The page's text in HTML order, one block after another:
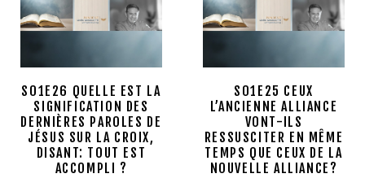
S01E26 QUELLE EST LA
SIGNIFICATION DES
DERNIÈRES PAROLES DE
JÉSUS SUR LA CROIX,
DISANT: TOUT EST
ACCOMPLI ?
S01E25 CEUX
L’ANCIENNE ALLIANCE
VONT-ILS
RESSUSCITER EN MÊME
TEMPS QUE CEUX DE LA
NOUVELLE ALLIANCE?